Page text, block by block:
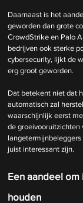
Daarnaast is het
geworden dan grote
CrowdStrike en Palo
bedrijven ook sterke
cybersecurity, lijkt de
erg groot geworden.
Dat betekent niet dat
automatisch zal
waarschijnlijk eerst
de
juist interessant zijn.
Een aandeel
houden